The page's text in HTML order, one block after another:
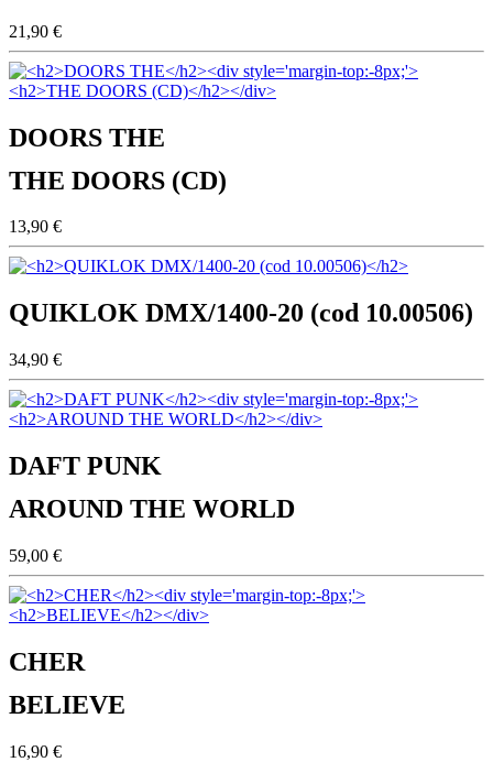
21,90 €
DOORS THE
THE DOORS (CD)
13,90 €
QUIKLOK DMX/1400-20 (cod 10.00506)
34,90 €
DAFT PUNK
AROUND THE WORLD
59,00 €
CHER
BELIEVE
16,90 €